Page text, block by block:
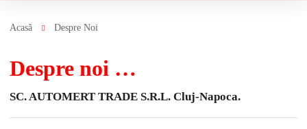
Acasã Despre Noi
Despre noi …
SC. AUTOMERT TRADE S.R.L. Cluj-Napoca.